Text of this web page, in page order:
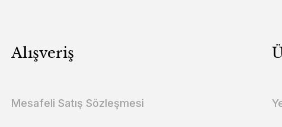
Alışveriş
Mesafeli Satış Sözleşmesi